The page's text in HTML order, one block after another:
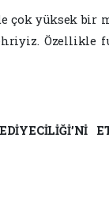
çok yüksek bir
Özellikle